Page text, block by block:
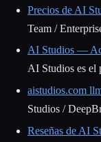
Precios de AI
Team /
AI Studios —
AI Studios es el
aistudios.com
Studios /
Reseñas de AI